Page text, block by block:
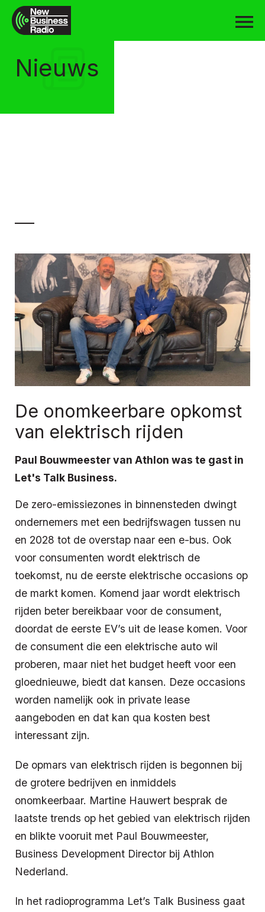
Nieuws
De onomkeerbare opkomst
van elektrisch rijden
Paul Bouwmeester van Athlon was te gast in
Let's Talk Business.
De zero-emissiezones in binnensteden dwingt
ondernemers met een bedrĳfswagen tussen nu
en 2028 tot de overstap naar een e-bus. Ook
voor consumenten wordt elektrisch de
toekomst, nu de eerste elektrische occasions op
de markt komen. Komend jaar wordt elektrisch
rijden beter bereikbaar voor de consument,
doordat de eerste EV’s uit de lease komen. Voor
de consument die een elektrische auto wil
proberen, maar niet het budget heeft voor een
gloednieuwe, biedt dat kansen. Deze occasions
worden namelĳk ook in private lease
aangeboden en dat kan qua kosten best
interessant zijn.
De opmars van elektrisch rĳden is begonnen bĳ
de grotere bedrĳven en inmiddels
onomkeerbaar. Martine Hauwert besprak de
laatste trends op het gebied van elektrisch rijden
en blikte vooruit met Paul Bouwmeester,
Business Development Director bij Athlon
Nederland.
In het radioprogramma Let’s Talk Business gaat